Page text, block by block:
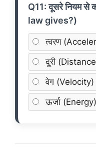
Q11: दूसरे नियम से
law gives?)
त्वरण
दूरी
वेग (Velocity)
ऊर्जा (Energy)